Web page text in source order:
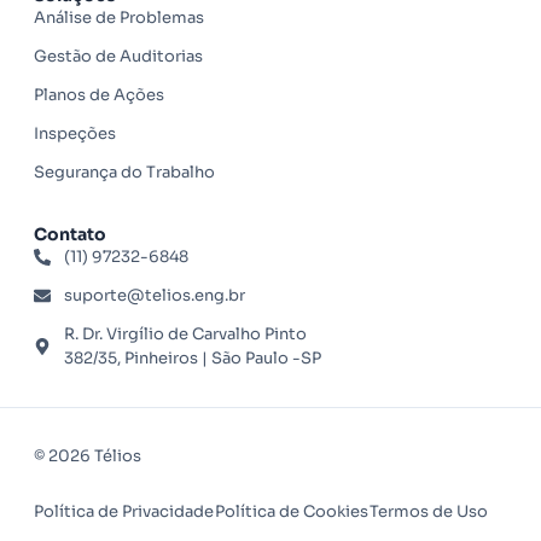
Análise de Problemas
Gestão de Auditorias
Planos de Ações
Inspeções
Segurança do Trabalho
Contato
(11) 97232-6848
suporte@telios.eng.br
R. Dr. Virgílio de Carvalho Pinto
382/35, Pinheiros | São Paulo -SP
© 2026 Télios
Política de PrivacidadePolítica de CookiesTermos de Uso